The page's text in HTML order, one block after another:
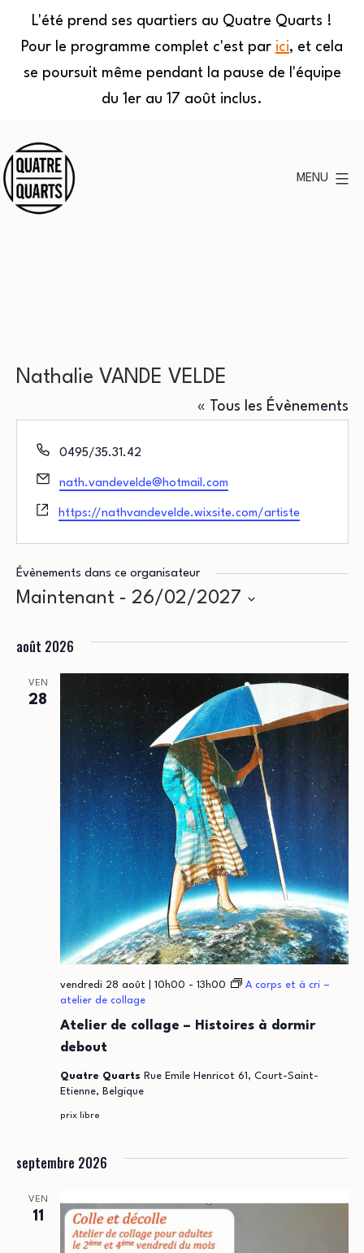
L'été prend ses quartiers au Quatre Quarts !
Pour le programme complet c'est par ici, et cela
se poursuit même pendant la pause de l'équipe
du 1er au 17 août inclus.
au
contenu
MENU
Nathalie VANDE VELDE
« Tous les Évènements
Téléphone
0495/35.31.42
Email
nath.vandevelde@hotmail.com
Site
https://nathvandevelde.wixsite.com/artiste
Évènements dans ce organisateur
Maintenant - 26/02/2027
une
août 2026
VEN
28
Atelier de collage – Histoires à dormir
debout
vendredi 28 août | 10h00 - 13h00
A corps et à cri –
atelier de collage
Quatre Quarts Rue Emile Henricot 61, Court-Saint-
Etienne, Belgique
prix libre
septembre 2026
VEN
11